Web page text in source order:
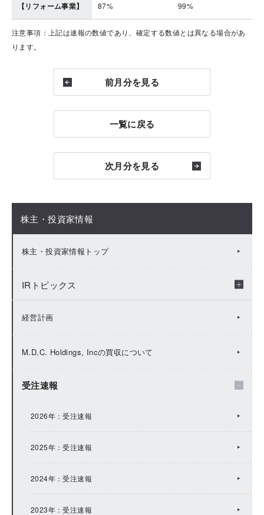
【リフォーム事業】 87% 99%
注意事項：上記は速報の数値であり、確定する数値とは異なる場合があ
ります。
前月分を見る
一覧に戻る
次月分を見る
株主・投資家情報
株主・投資家情報トップ
IRトピックス
2026年：IRトピックス
経営計画
M.D.C. Holdings, Incの買収について
受注速報
2026年：受注速報
2025年：受注速報
2024年：受注速報
2023年：受注速報